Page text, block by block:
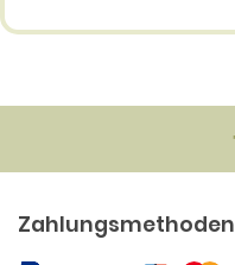
Zahlungsmethoden